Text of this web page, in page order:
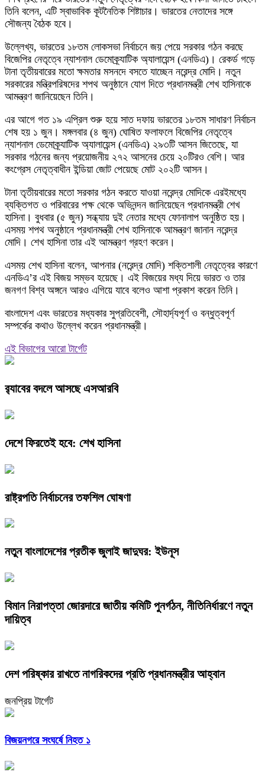
তিনি বলেন, এটি স্বাভাবিক কূটনৈতিক শিষ্টাচার। ভারতের নেতাদের সঙ্গে
সৌজন্য বৈঠক হবে।
উল্লেখ্য, ভারতের ১৮তম লোকসভা নির্বাচনে জয় পেয়ে সরকার গঠন করছে
বিজেপির নেতৃত্বে ন্যাশনাল ডেমোক্র্যাটিক অ্যালায়েন্স (এনডিএ)। রেকর্ড গড়ে
টানা তৃতীয়বারের মতো ক্ষমতার মসনদে বসতে যাচ্ছেন নরেন্দ্র মোদি। নতুন
সরকারের মন্ত্রিপরিষদের শপথ অনুষ্ঠানে যোগ দিতে প্রধানমন্ত্রী শেখ হাসিনাকে
আমন্ত্রণ জানিয়েছেন তিনি।
এর আগে গত ১৯ এপ্রিল শুরু হয়ে সাত দফায় ভারতের ১৮তম সাধারণ নির্বাচন
শেষ হয় ১ জুন। মঙ্গলবার (৪ জুন) ঘোষিত ফলাফলে বিজেপির নেতৃত্বে
ন্যাশনাল ডেমোক্র্যাটিক অ্যালায়েন্স (এনডিএ) ২৯৩টি আসন জিতেছে, যা
সরকার গঠনের জন্য প্রয়োজনীয় ২৭২ আসনের চেয়ে ২০টিরও বেশি। আর
কংগ্রেস নেতৃত্বাধীন ইন্ডিয়া জোট পেয়েছে মোট ২০২টি আসন।
টানা তৃতীয়বারের মতো সরকার গঠন করতে যাওয়া নরেন্দ্র মোদিকে এরইমধ্যে
ব্যক্তিগত ও পরিবারের পক্ষ থেকে অভিনন্দন জানিয়েছেন প্রধানমন্ত্রী শেখ
হাসিনা। বুধবার (৫ জুন) সন্ধ্যায় দুই নেতার মধ্যে ফোনালাপ অনুষ্ঠিত হয়।
এসময় শপথ অনুষ্ঠানে প্রধানমন্ত্রী শেখ হাসিনাকে আমন্ত্রণ জানান নরেন্দ্র
মোদি। শেখ হাসিনা তার এই আমন্ত্রণ গ্রহণ করেন।
এসময় শেখ হাসিনা বলেন, আপনার (নরেন্দ্র মোদি) শক্তিশালী নেতৃত্বের কারণে
এনডিএ’র এই বিজয় সম্ভব হয়েছে। এই বিজয়ের মধ্য দিয়ে ভারত ও তার
জনগণ বিশ্ব অঙ্গনে আরও এগিয়ে যাবে বলেও আশা প্রকাশ করেন তিনি।
বাংলাদেশ এবং ভারতের মধ্যকার সুপ্রতিবেশী, সৌহার্দ্যপূর্ণ ও বন্ধুত্বপূর্ণ
সম্পর্কের কথাও উল্লেখ করেন প্রধানমন্ত্রী।
এই বিভাগের আরো টার্গেট
র‍্যাবের বদলে আসছে এসআরবি
দেশে ফিরতেই হবে: শেখ হাসিনা
রাষ্ট্রপতি নির্বাচনের তফশিল ঘোষণা
নতুন বাংলাদেশের প্রতীক জুলাই জাদুঘর: ইউনূস
বিমান নিরাপত্তা জোরদারে জাতীয় কমিটি পুনর্গঠন, নীতিনির্ধারণে নতুন
দায়িত্ব
দেশ পরিষ্কার রাখতে নাগরিকদের প্রতি প্রধানমন্ত্রীর আহ্বান
জনপ্রিয় টার্গেট
বিজয়নগরে সংঘর্ষে নিহত ১